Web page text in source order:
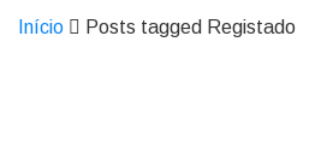
Início Posts tagged Registado